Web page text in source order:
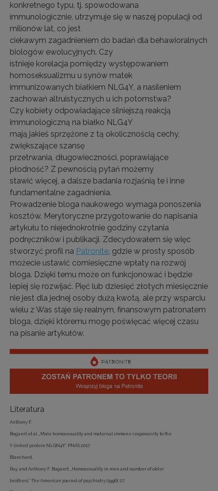
konkretnego typu, tj. spowodowana
immunologicznie, utrzymuje się w naszej populacji od
milionów lat, co jest
ciekawym zagadnieniem do badań dla behawioralnych
biologów ewolucyjnych. Czy
istnieje korelacja pomiędzy występowaniem
homoseksualizmu u synów matek
immunizowanych białkiem NLG4Y, a nasileniem
zachowań altruistycznych u ich potomstwa?
Czy kobiety odpowiadające silniejszą reakcją
immunologiczną na białko NLG4Y
mają jakieś sprzężone z tą okolicznością cechy,
zwiększające szansę
przetrwania, długowieczności, poprawiające
płodność? Z pewnością pytań możemy
stawić więcej, a dalsze badania rozjaśnią te i inne
fundamentalne zagadnienia.
Prowadzenie bloga naukowego wymaga ponoszenia
kosztów. Merytoryczne przygotowanie do napisania
artykułu to niejednokrotnie godziny czytania
podręczników i publikacji. Zdecydowałem się więc
stworzyć profil na Patronite, gdzie w prosty sposób
możecie ustawić comiesięczne wpłaty na rozwój
bloga. Dzięki temu może on funkcjonować i będzie
lepiej się rozwijać. Pięć lub dziesięć złotych miesięcznie
nie jest dla jednej osoby dużą kwotą, ale przy wsparciu
wielu z Was staje się realnym, finansowym patronatem
bloga, dzięki któremu mogę poświęcać więcej czasu
na pisanie artykułów.
Literatura
Anthony F.
Bogaert et al. „Male homosexuality and maternal immune responsivity to the
Y-linked protein NLGN4Y.” PNAS 2017.
Blanchard,
Ray, and Anthony F. Bogaert. „Homosexuality in men and number of older
brothers.” The American journal of psychiatry (1996): 27.